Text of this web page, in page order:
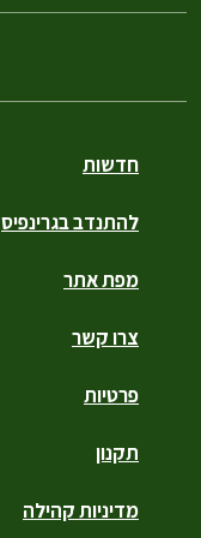
חדשות
להתנדב בגרינפיס
מפת אתר
צרו קשר
פרטיות
תקנון
מדיניות קהילה